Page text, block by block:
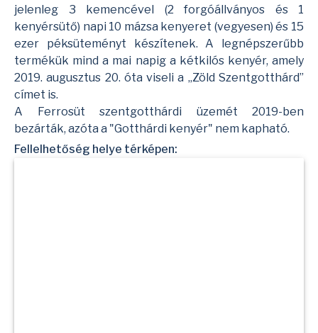
jelenleg 3 kemencével (2 forgóállványos és 1
kenyérsütő) napi 10 mázsa kenyeret (vegyesen) és 15
ezer péksüteményt készítenek. A legnépszerűbb
termékük mind a mai napig a kétkilós kenyér, amely
2019. augusztus 20. óta viseli a „Zöld Szentgotthárd”
címet is.
A Ferrosüt szentgotthárdi üzemét 2019-ben
bezárták, azóta a "Gotthárdi kenyér" nem kapható.
Fellelhetőség helye térképen: